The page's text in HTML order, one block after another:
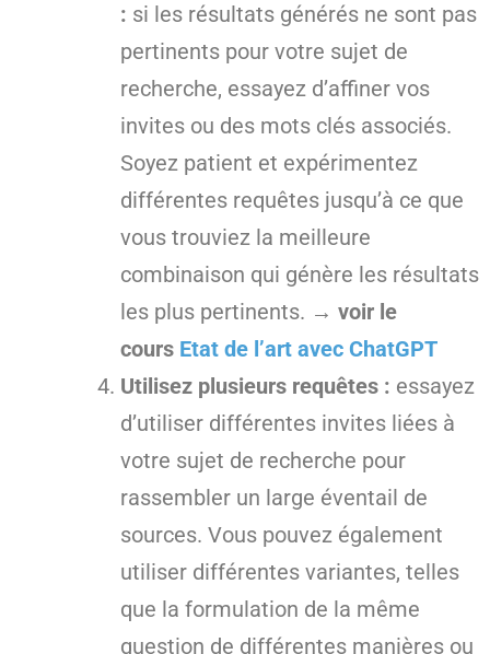
: si les résultats générés ne sont pas
pertinents pour votre sujet de
recherche, essayez d’affiner vos
invites ou des mots clés associés.
Soyez patient et expérimentez
différentes requêtes jusqu’à ce que
vous trouviez la meilleure
combinaison qui génère les résultats
les plus pertinents. → voir le
cours Etat de l’art avec ChatGPT
Utilisez plusieurs requêtes : essayez
d’utiliser différentes invites liées à
votre sujet de recherche pour
rassembler un large éventail de
sources. Vous pouvez également
utiliser différentes variantes, telles
que la formulation de la même
question de différentes manières ou